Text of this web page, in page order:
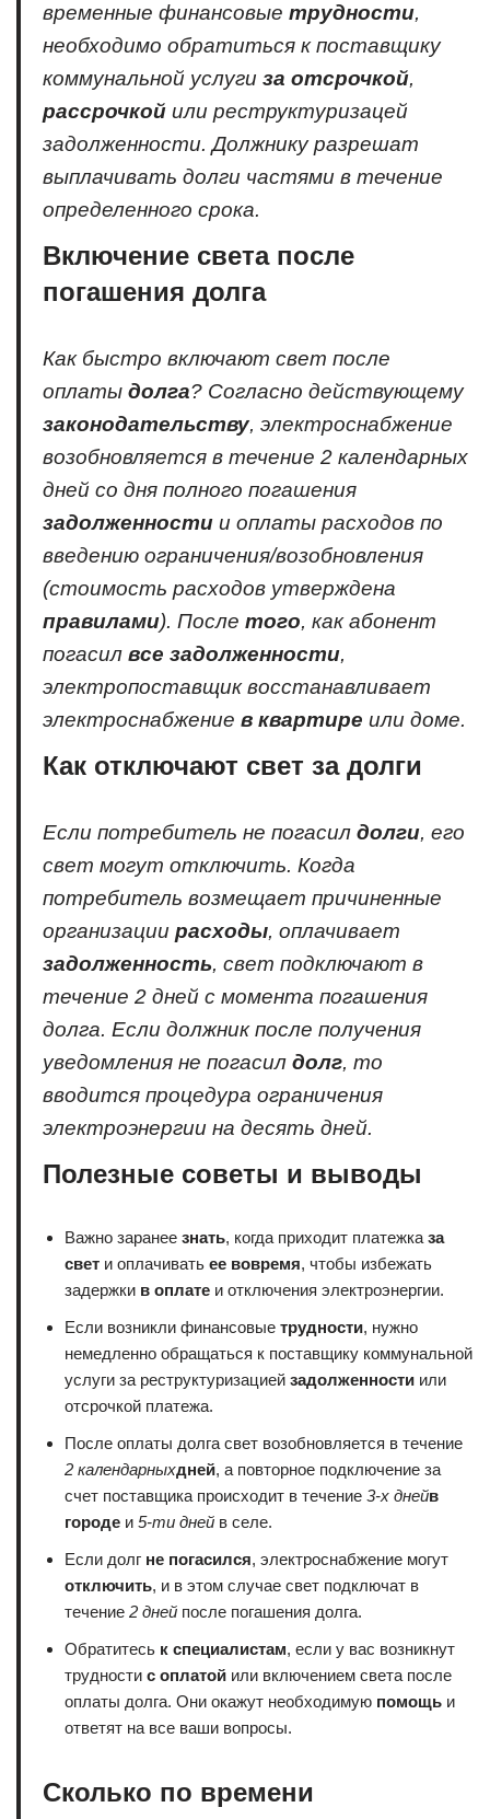
временные финансовые трудности,
необходимо обратиться к поставщику
коммунальной услуги за отсрочкой,
рассрочкой или реструктуризацей
задолженности. Должнику разрешат
выплачивать долги частями в течение
определенного срока.
Включение света после
погашения долга
Как быстро включают свет после
оплаты долга? Согласно действующему
законодательству, электроснабжение
возобновляется в течение 2 календарных
дней со дня полного погашения
задолженности и оплаты расходов по
введению ограничения/возобновления
(стоимость расходов утверждена
правилами). После того, как абонент
погасил все задолженности,
электропоставщик восстанавливает
электроснабжение в квартире или доме.
Как отключают свет за долги
Если потребитель не погасил долги, его
свет могут отключить. Когда
потребитель возмещает причиненные
организации расходы, оплачивает
задолженность, свет подключают в
течение 2 дней с момента погашения
долга. Если должник после получения
уведомления не погасил долг, то
вводится процедура ограничения
электроэнергии на десять дней.
Полезные советы и выводы
Важно заранее знать, когда приходит платежка за
свет и оплачивать ее вовремя, чтобы избежать
задержки в оплате и отключения электроэнергии.
Если возникли финансовые трудности, нужно
немедленно обращаться к поставщику коммунальной
услуги за реструктуризацией задолженности или
отсрочкой платежа.
После оплаты долга свет возобновляется в течение
2 календарныхдней, а повторное подключение за
счет поставщика происходит в течение 3-х днейв
городе и 5-ти дней в селе.
Если долг не погасился, электроснабжение могут
отключить, и в этом случае свет подключат в
течение 2 дней после погашения долга.
Обратитесь к специалистам, если у вас возникнут
трудности с оплатой или включением света после
оплаты долга. Они окажут необходимую помощь и
ответят на все ваши вопросы.
Сколько по времени